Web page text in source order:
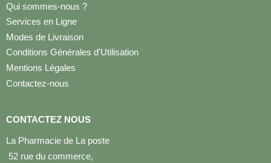
Qui sommes-nous ?
Services en Ligne
Modes de Livraison
Conditions Générales d'Utilisation
Mentions Légales
Contactez-nous
CONTACTEZ NOUS
La Pharmacie de La poste
52 rue du commerce,